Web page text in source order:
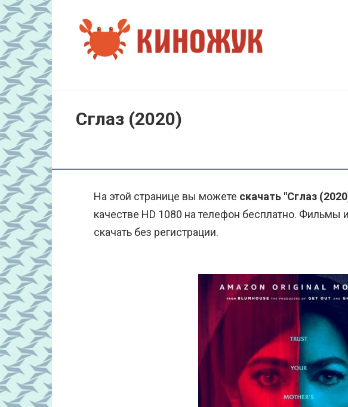
Перейти
к
контенту
Сглаз (2020)
На этой странице вы можете скачать "Сглаз
качестве HD 1080 на телефон бесплатно. Фильмы
скачать без регистрации.